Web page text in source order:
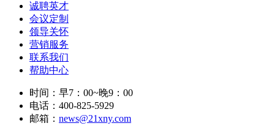
诚聘英才
会议定制
领导关怀
营销服务
联系我们
帮助中心
时间：早7：00~晚9：00
电话：400-825-5929
邮箱： news@21xny.com